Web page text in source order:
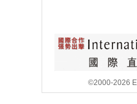
©2000-2026